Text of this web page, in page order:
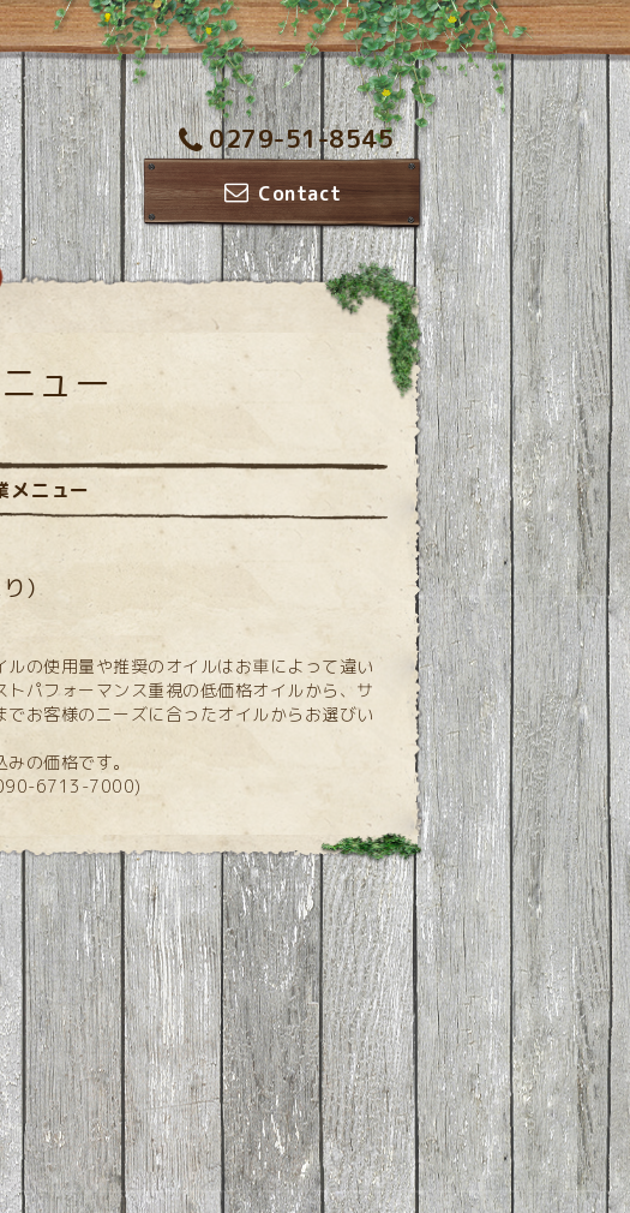
0279-51-8545
Contact
ュー
メニュー
）
の使用量や推奨のオイルはお車によって違い
パフォーマンス重視の低価格オイルから、サ
お客様のニーズに合ったオイルからお選びい
の価格です。
090-6713-7000)